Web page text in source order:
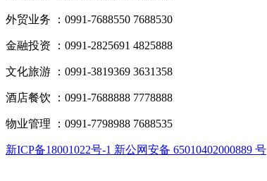
外贸业务 ：0991-7688550 7688530
金融投资 ：0991-2825691 4825888
文化旅游 ：0991-3819369 3631358
酒店餐饮 ：0991-7688888 7778888
物业管理 ：0991-7798988 7688535
新ICP备18001022号-1 新公网安备 65010402000889 号